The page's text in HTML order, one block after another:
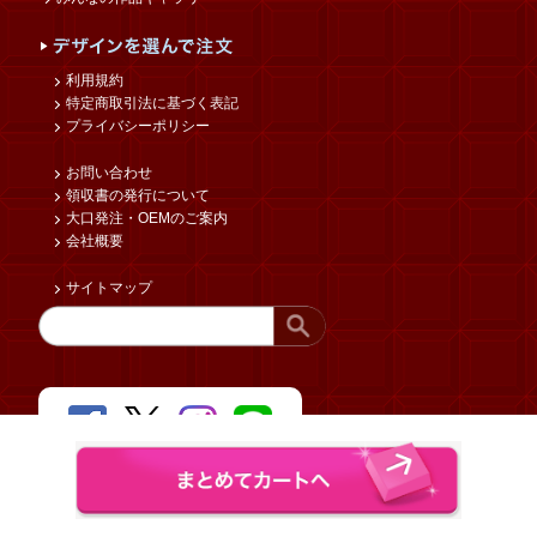
利用規約
特定商取引法に基づく表記
プライバシーポリシー
お問い合わせ
領収書の発行について
大口発注・OEMのご案内
会社概要
サイトマップ
Copyright © funbox Co.,Ltd. All rights reserved.